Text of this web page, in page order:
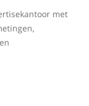
met